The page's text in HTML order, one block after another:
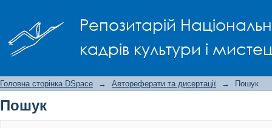
Репозитарій
кадрів культури і
Головна сторінка DSpace → Автореферати та дисертації → Пошук
Пошук